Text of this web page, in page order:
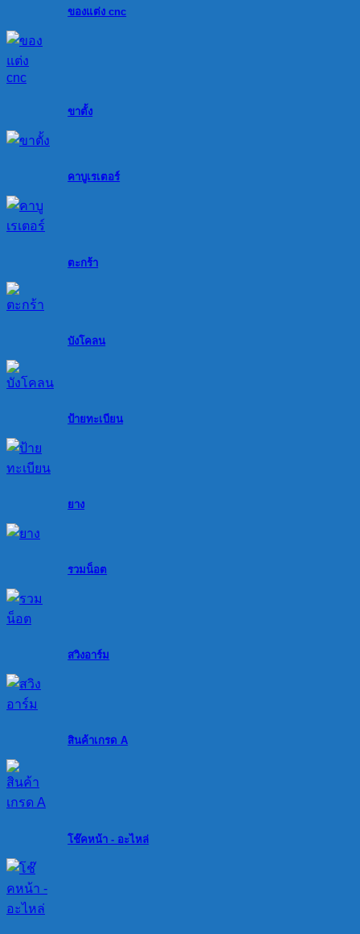
ของแต่ง cnc
ขาตั้ง
คาบูเรเตอร์
ตะกร้า
บังโคลน
ป้ายทะเบียน
ยาง
รวมน็อต
สวิงอาร์ม
สินค้าเกรด A
โช๊คหน้า - อะไหล่